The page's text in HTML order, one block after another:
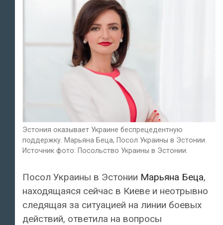
Эстония оказывает Украине беспрецедентную
поддержку. Марьяна Беца, Посол Украины в Эстонии.
Источник фото: Посольство Украины в Эстонии.
Посол Украины в Эстонии Марьяна Беца,
находящаяся сейчас в Киеве и неотрывно
следящая за ситуацией на линии боевых
действий, ответила на вопросы